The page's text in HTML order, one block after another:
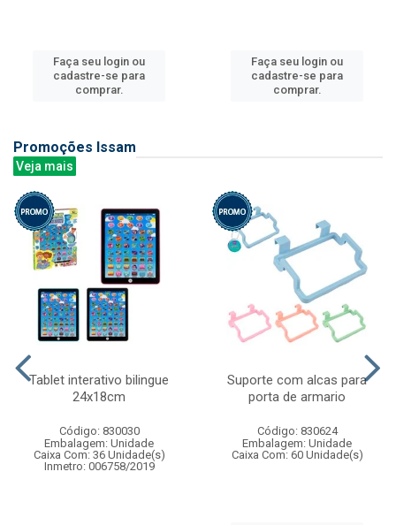
Faça seu login ou
cadastre-se para
comprar.
Faça seu login ou
cadastre-se para
comprar.
Promoções Issam
Veja mais
Tablet interativo bilingue
24x18cm
Código: 830030
Embalagem: Unidade
Caixa Com: 36 Unidade(s)
Inmetro: 006758/2019
Suporte com alcas para
porta de armario
Código: 830624
Embalagem: Unidade
Caixa Com: 60 Unidade(s)